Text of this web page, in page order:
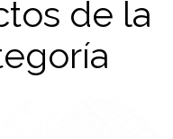
de la